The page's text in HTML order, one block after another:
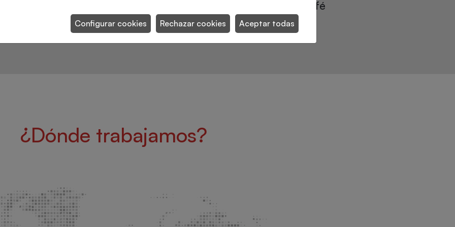
paletizado de garrafas
¿Dónde trabajamos?
Aceptar todas
Rechazar cookies
Configurar cookies